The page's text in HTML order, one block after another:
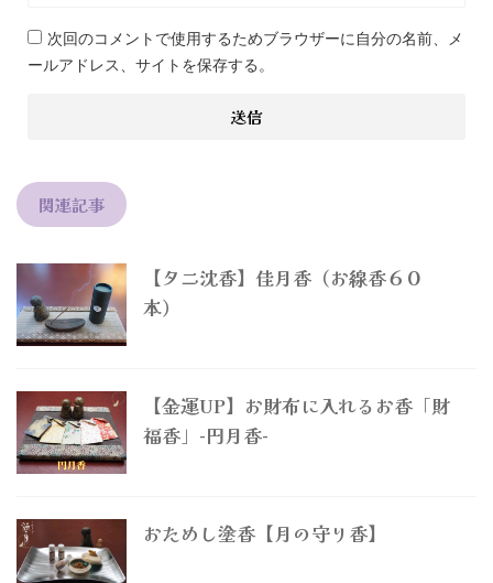
次回のコメントで使用するためブラウザーに自分の名前、メ
ールアドレス、サイトを保存する。
関連記事
【タニ沈香】佳月香（お線香６０
本）
【金運UP】お財布に入れるお香「財
福香」-円月香-
おためし塗香【月の守り香】